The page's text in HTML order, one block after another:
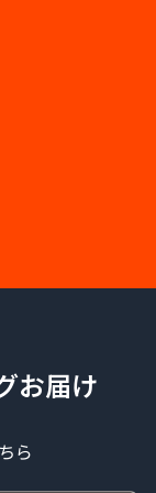
お届け
ら